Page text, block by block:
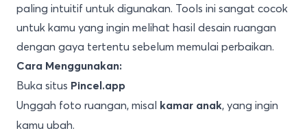
paling intuitif untuk digunakan. Tools ini sangat cocok
untuk kamu yang ingin melihat hasil desain ruangan
dengan gaya tertentu sebelum memulai perbaikan.
Cara Menggunakan:
Buka situs Pincel.app
Unggah foto ruangan, misal kamar anak, yang ingin
kamu ubah.